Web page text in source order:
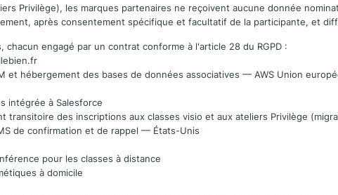
Privilège), les marques partenaires ne reçoivent aucune donnée
après consentement spécifique et facultatif de la participante, et
engagé par un contrat conforme à l'article 28 du RGPD :
et hébergement des bases de données associatives — AWS Union
intégrée à Salesforce
transitoire des inscriptions aux classes visio et aux ateliers Privilège
de confirmation et de rappel — États-Unis
pour les classes à distance
à domicile